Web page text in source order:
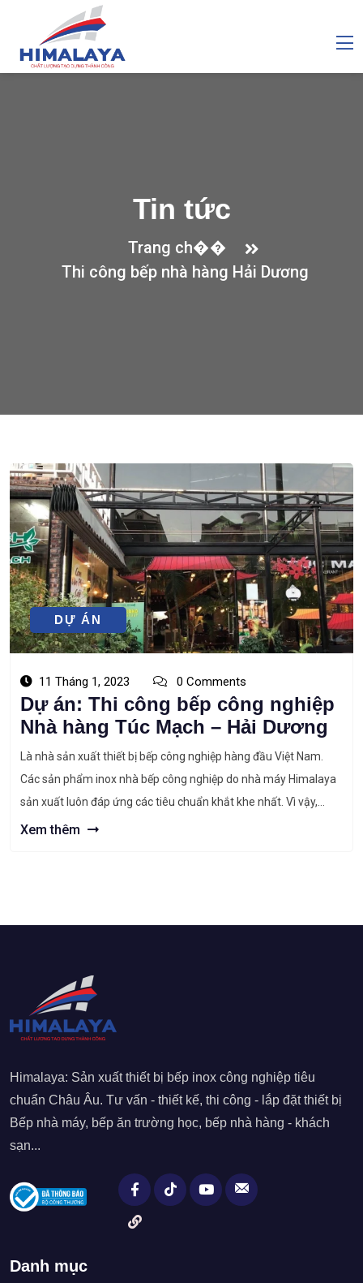
Tin tức
Trang ch��
Thi công bếp nhà hàng Hải Dương
DỰ ÁN
11 Tháng 1, 2023 0 Comments
Dự án: Thi công bếp công nghiệp
Nhà hàng Túc Mạch – Hải Dương
Là nhà sản xuất thiết bị bếp công nghiệp hàng đầu Việt Nam.
Các sản phẩm inox nhà bếp công nghiệp do nhà máy Himalaya
sản xuất luôn đáp ứng các tiêu chuẩn khắt khe nhất. Vì vậy,
Himalaya luôn nhận được sự tín nhiệm đặc biệt từ các chủ đầu
Xem thêm
Himalaya: Sản xuất thiết bị bếp inox công nghiệp tiêu
chuẩn Châu Âu. Tư vấn - thiết kế, thi công - lắp đặt thiết bị
Bếp nhà máy, bếp ăn trường học, bếp nhà hàng - khách
sạn...
Danh mục